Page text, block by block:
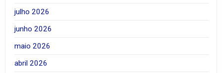
julho 2026
junho 2026
maio 2026
abril 2026